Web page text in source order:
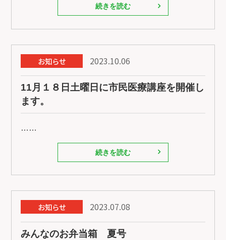
続きを読む
お知らせ 2023.10.06
11月１８日土曜日に市民医療講座を開催し
ます。
……
続きを読む
お知らせ 2023.07.08
みんなのお弁当箱 夏号